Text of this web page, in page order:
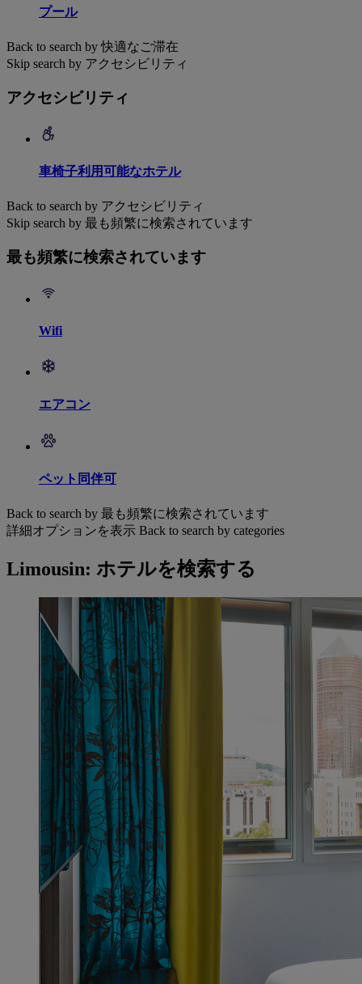
プール
Back to search by 快適なご滞在
Skip search by アクセシビリティ
アクセシビリティ
車椅子利用可能なホテル
Back to search by アクセシビリティ
Skip search by 最も頻繁に検索されています
最も頻繁に検索されています
Wifi
エアコン
ペット同伴可
Back to search by 最も頻繁に検索されています
詳細オプションを表示 Back to search by categories
Limousin: ホテルを検索する